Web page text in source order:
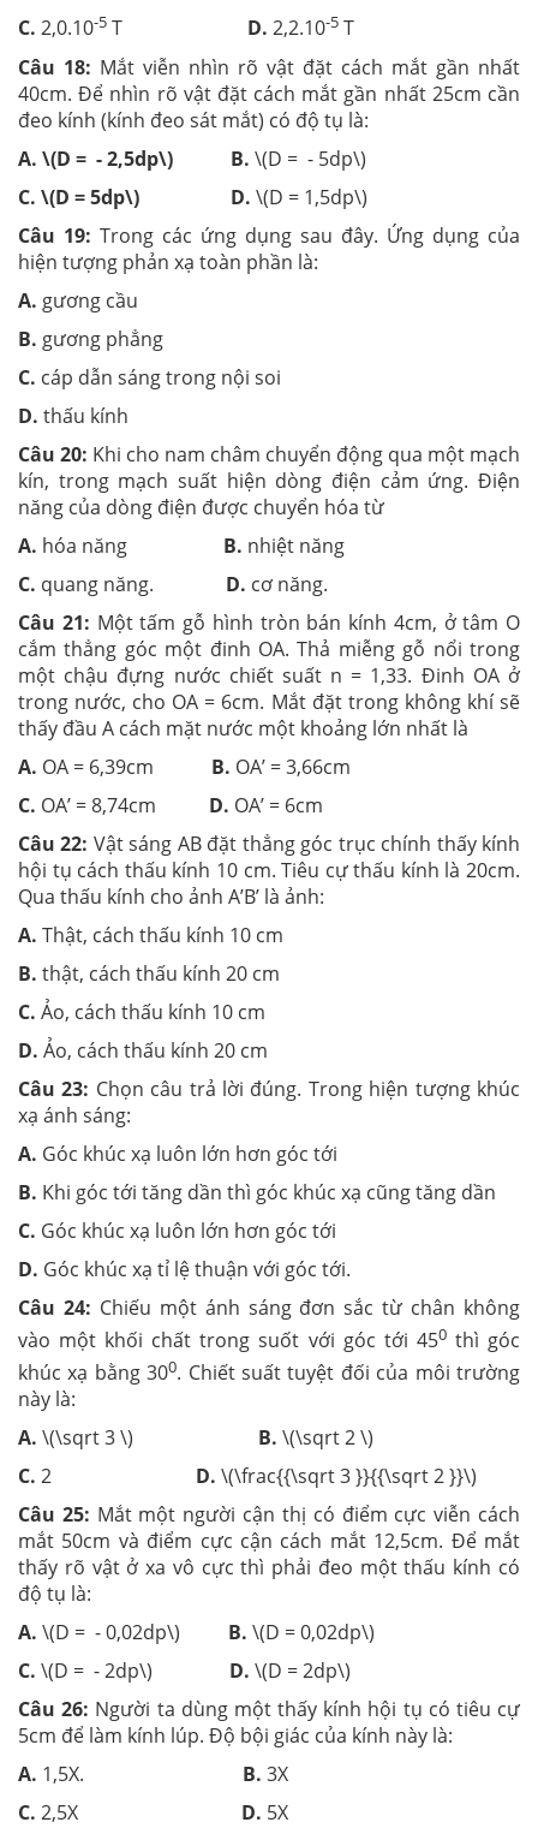
C. 2,0.10-5 T D. 2,2.10-5 T
Câu 18: Mắt viễn nhìn rõ vật đặt cách mắt gần nhất
40cm. Để nhìn rõ vật đặt cách mắt gần nhất 25cm cần
đeo kính (kính đeo sát mắt) có độ tụ là:
A. \(D = - 2,5dp\)
B. \(D = - 5dp\)
C. \(D = 5dp\)
D. \(D = 1,5dp\)
Câu 19: Trong các ứng dụng sau đây. Ứng dụng của
hiện tượng phản xạ toàn phần là:
A. gương cầu
B. gương phẳng
C. cáp dẫn sáng trong nội soi
D. thấu kính
Câu 20: Khi cho nam châm chuyển động qua một mạch
kín, trong mạch suất hiện dòng điện cảm ứng. Điện
năng của dòng điện được chuyển hóa từ
A. hóa năng B. nhiệt năng
C. quang năng. D. cơ năng.
Câu 21: Một tấm gỗ hình tròn bán kính 4cm, ở tâm O
cắm thẳng góc một đinh OA. Thả miễng gỗ nổi trong
một chậu đựng nước chiết suất n = 1,33. Đinh OA ở
trong nước, cho OA = 6cm. Mắt đặt trong không khí sẽ
thấy đầu A cách mặt nước một khoảng lớn nhất là
A. OA = 6,39cm B. OA’ = 3,66cm
C. OA’ = 8,74cm D. OA’ = 6cm
Câu 22: Vật sáng AB đặt thẳng góc trục chính thấy kính
hội tụ cách thấu kính 10 cm. Tiêu cự thấu kính là 20cm.
Qua thấu kính cho ảnh A’B’ là ảnh:
A. Thật, cách thấu kính 10 cm
B. thật, cách thấu kính 20 cm
C. Ảo, cách thấu kính 10 cm
D. Ảo, cách thấu kính 20 cm
Câu 23: Chọn câu trả lời đúng. Trong hiện tượng khúc
xạ ánh sáng:
A. Góc khúc xạ luôn lớn hơn góc tới
B. Khi góc tới tăng dần thì góc khúc xạ cũng tăng dần
C. Góc khúc xạ luôn lớn hơn góc tới
D. Góc khúc xạ tỉ lệ thuận với góc tới.
Câu 24: Chiếu một ánh sáng đơn sắc từ chân không
vào một khối chất trong suốt với góc tới 450thì góc
khúc xạ bằng 300. Chiết suất tuyệt đối của môi trường
này là:
A. \(\sqrt 3 \) B. \(\sqrt 2 \)
C. 2 D. \(\frac{{\sqrt 3 }}{{\sqrt 2 }}\)
Câu 25: Mắt một người cận thị có điểm cực viễn cách
mắt 50cm và điểm cực cận cách mắt 12,5cm. Để mắt
thấy rõ vật ở xa vô cực thì phải đeo một thấu kính có
độ tụ là:
A. \(D = - 0,02dp\) B. \(D = 0,02dp\)
C. \(D = - 2dp\) D. \(D = 2dp\)
Câu 26: Người ta dùng một thấy kính hội tụ có tiêu cự
5cm để làm kính lúp. Độ bội giác của kính này là:
A. 1,5X. B. 3X
C. 2,5X D. 5X